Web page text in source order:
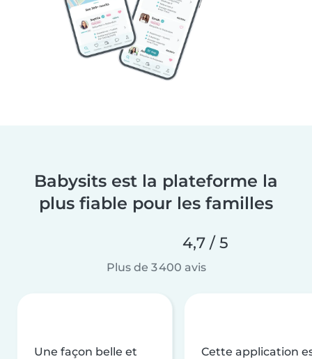
Babysits est la plateforme la
plus fiable pour les familles
4,7 / 5
Plus de 3 400 avis
Une façon belle et
Cette application